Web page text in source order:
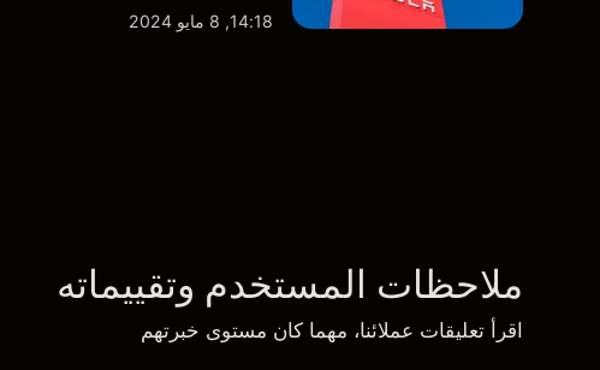
14:18, 8 مايو 2024
ملاحظات المستخدم وتقييماته
اقرأ تعليقات عملائنا، مهما كان مستوى خبرتهم